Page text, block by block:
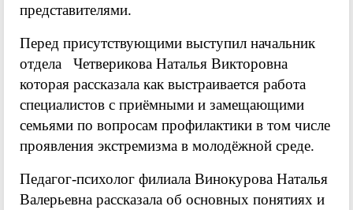
представителями.
Перед присутствующими выступил начальник
отдела Четверикова Наталья Викторовна
которая рассказала как выстраивается работа
специалистов с приёмными и замещающими
семьями по вопросам профилактики в том числе
проявления экстремизма в молодёжной среде.
Педагог-психолог филиала Винокурова Наталья
Валерьевна рассказала об основных понятиях и